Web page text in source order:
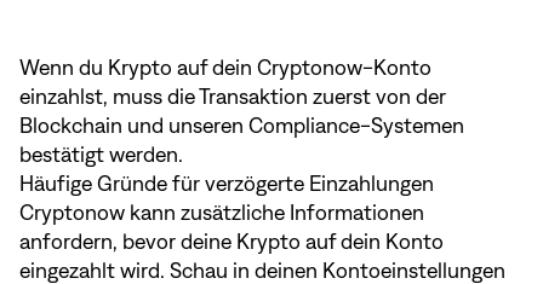
Wenn du Krypto auf dein Cryptonow-Konto
einzahlst, muss die Transaktion zuerst von der
Blockchain und unseren Compliance-Systemen
bestätigt werden.
Häufige Gründe für verzögerte Einzahlungen
Cryptonow kann zusätzliche Informationen
anfordern, bevor deine Krypto auf dein Konto
eingezahlt wird. Schau in deinen Kontoeinstellungen